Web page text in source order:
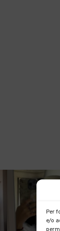
Per
e/o